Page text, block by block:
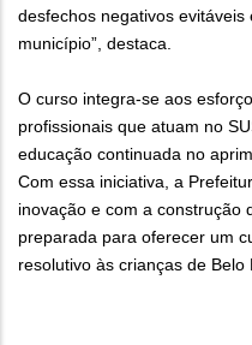
desfechos negativos
município”, destaca.
O curso integra-se aos
profissionais que atuam no
educação continuada no
Com essa iniciativa, a
inovação e com a construção
preparada para oferecer um
resolutivo às crianças de Belo